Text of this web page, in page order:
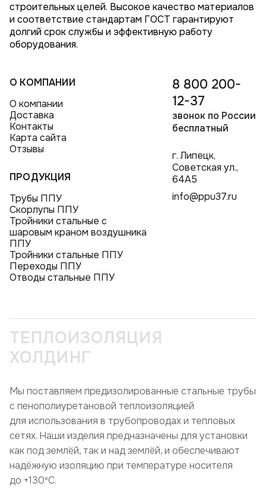
строительных целей. Высокое качество материалов
и соответствие стандартам ГОСТ гарантируют
долгий срок службы и эффективную работу
оборудования.
О КОМПАНИИ
О компании
Доставка
Контакты
Карта сайта
Отзывы
ПРОДУКЦИЯ
Трубы ППУ
Скорлупы ППУ
Тройники стальные с
шаровым краном воздушника
ППУ
Тройники стальные ППУ
Переходы ППУ
Отводы стальные ППУ
8 800 200-
12-37
звонок по России
бесплатный
г. Липецк,
Советская ул.,
64А5
info@ppu37.ru
ТЕПЛОИЗОЛЯЦИЯ
ХОЛДИНГ
Мы поставляем предизолированные стальные трубы
с пенополиуретановой теплоизоляцией
для использования в трубопроводах и тепловых
сетях. Наши изделия предназначены для установки
как под землёй, так и над землёй, и обеспечивают
надёжную изоляцию при температуре носителя
до +130ºC.